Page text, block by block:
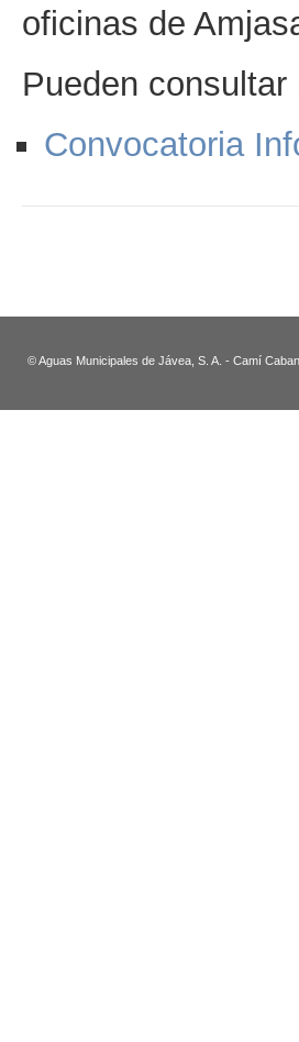
oficinas de
Pueden
Convocatoria
© Aguas Municipales de Jávea, S. A. - Camí